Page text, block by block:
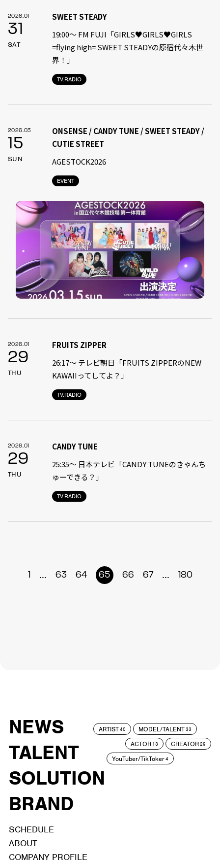
2026.01
31
SAT
TV.RADIO
SWEET STEADY
19:00〜 FM FUJI「GIRLS♥GIRLS♥GIRLS
=flying high= SWEET STEADYの原宿代々木世
界！」
2026.03
15
SUN
EVENT
ONSENSE / CANDY TUNE / SWEET STEADY /
CUTIE STREET
AGESTOCK2026
2026.01
29
THU
TV.RADIO
FRUITS ZIPPER
26:17～ テレビ朝日「FRUITS ZIPPERのNEW
KAWAIIってしてよ？」
2026.01
29
THU
TV.RADIO
CANDY TUNE
25:35〜 日本テレビ「CANDY TUNEのきゃんち
ゅーできる？」
1 ... 63 64 65 66 67 ... 180
NEWS
TALENT
SOLUTION
BRAND
ARTIST40 MODEL/TALENT33
ACTOR 13 CREATOR29
YouTuber/TikToker4
SCHEDULE
ABOUT
COMPANY PROFILE